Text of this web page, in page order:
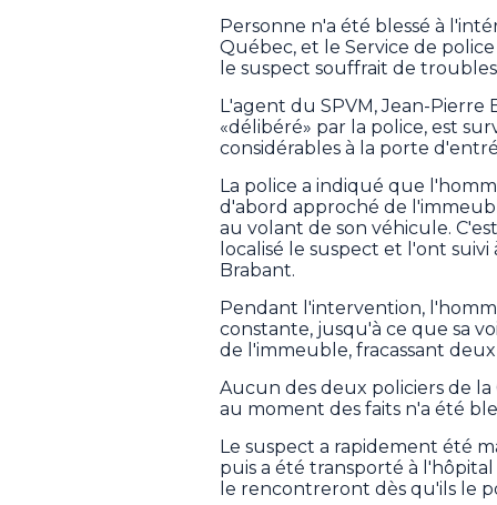
Personne n'a été blessé à
Québec, et le Service de
le suspect souffrait de
L'agent du SPVM, Jean-
«délibéré» par la police, est
considérables à la porte
La police a indiqué que
d'abord approché de
au volant de son véhicule.
localisé le suspect et l'ont
Brabant.
Pendant l'intervention,
constante, jusqu'à ce que sa
de l'immeuble, fracassant deux
Aucun des deux policiers de
au moment des faits n'a été
Le suspect a rapidement été
puis a été transporté à
le rencontreront dès qu'ils le